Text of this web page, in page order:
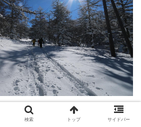
検索 トップ サイドバー